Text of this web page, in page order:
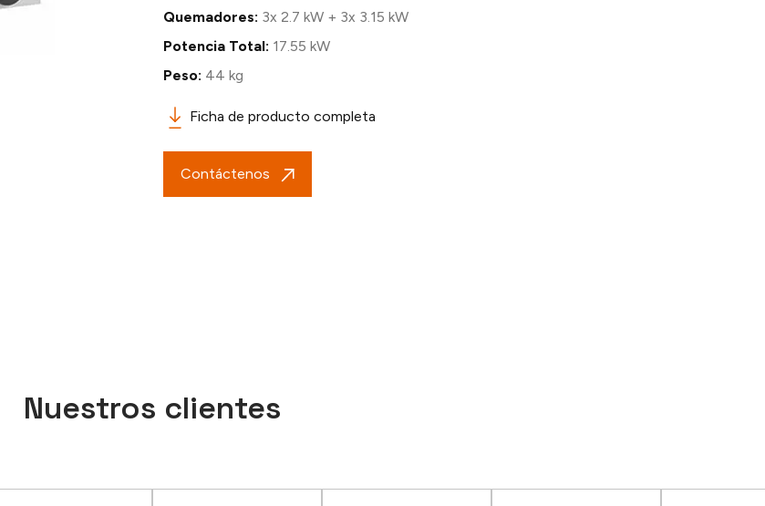
Quemadores: 3x 2.7 kW + 3x 3.15 kW
Potencia Total: 17.55 kW
Peso: 44 kg
Ficha de producto completa
Contáctenos
Nuestros clientes